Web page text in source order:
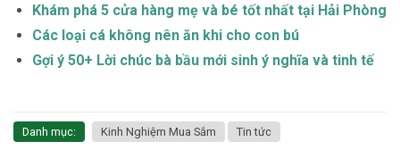
Khám phá 5 cửa hàng mẹ và bé tốt nhất tại Hải Phòng
Các loại cá không nên ăn khi cho con bú
Gợi ý 50+ Lời chúc bà bầu mới sinh ý nghĩa và tinh tế
Danh mục: Kinh Nghiệm Mua Sắm Tin tức